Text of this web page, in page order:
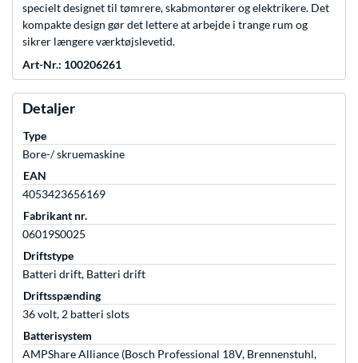
specielt designet til tømrere, skabmontører og elektrikere. Det
kompakte design gør det lettere at arbejde i trange rum og
sikrer længere værktøjslevetid.
Art-Nr.: 100206261
Detaljer
Type
Bore-/ skruemaskine
EAN
4053423656169
Fabrikant nr.
06019S0025
Driftstype
Batteri drift, Batteri drift
Driftsspænding
36 volt, 2 batteri slots
Batterisystem
AMPShare Alliance (Bosch Professional 18V, Brennenstuhl,